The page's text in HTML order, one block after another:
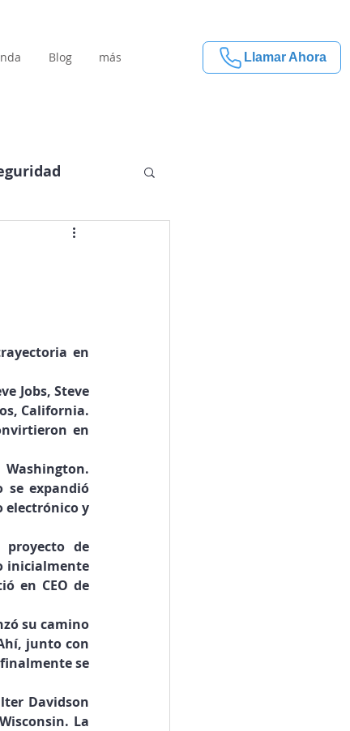
Blog más Llamar Ahora
en
Jobs, Steve
California.
en
se expandió
electrónico y
proyecto de
inicialmente
en CEO de
su camino
junto con
se
Davidson
La